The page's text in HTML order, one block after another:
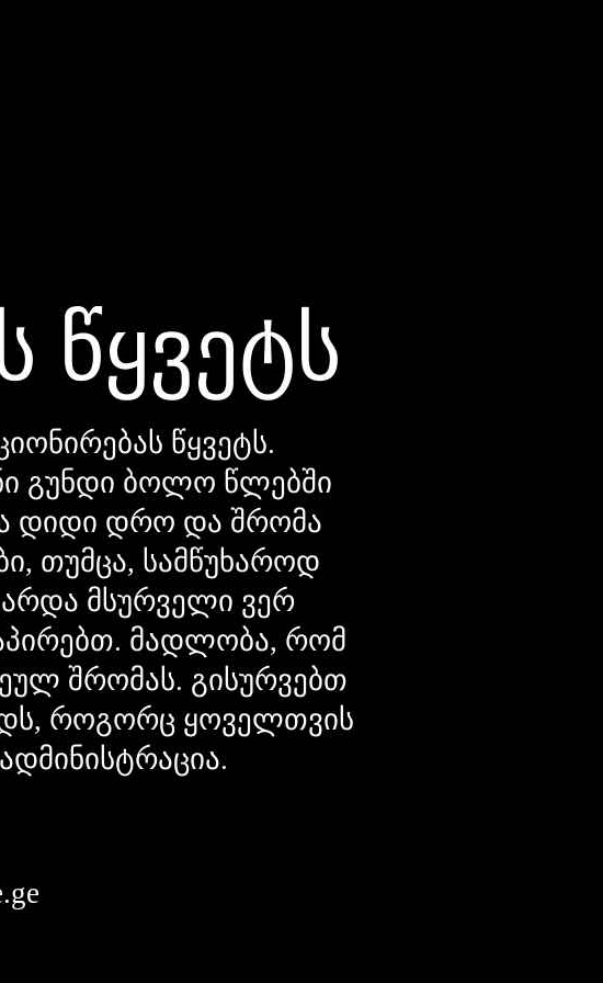
წყვეტს
წყვეტს.
გუნდი ბოლო წლებში
დიდი დრო და შრომა
თუმცა, სამწუხაროდ
მსურველი ვერ
მადლობა, რომ
შრომას. გისურვებთ
როგორც ყოველთვის